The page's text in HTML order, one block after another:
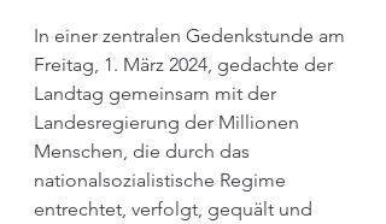
In einer zentralen Gedenkstunde am
Freitag, 1. März 2024, gedachte der
Landtag gemeinsam mit der
Landesregierung der Millionen
Menschen, die durch das
nationalsozialistische Regime
entrechtet, verfolgt, gequält und